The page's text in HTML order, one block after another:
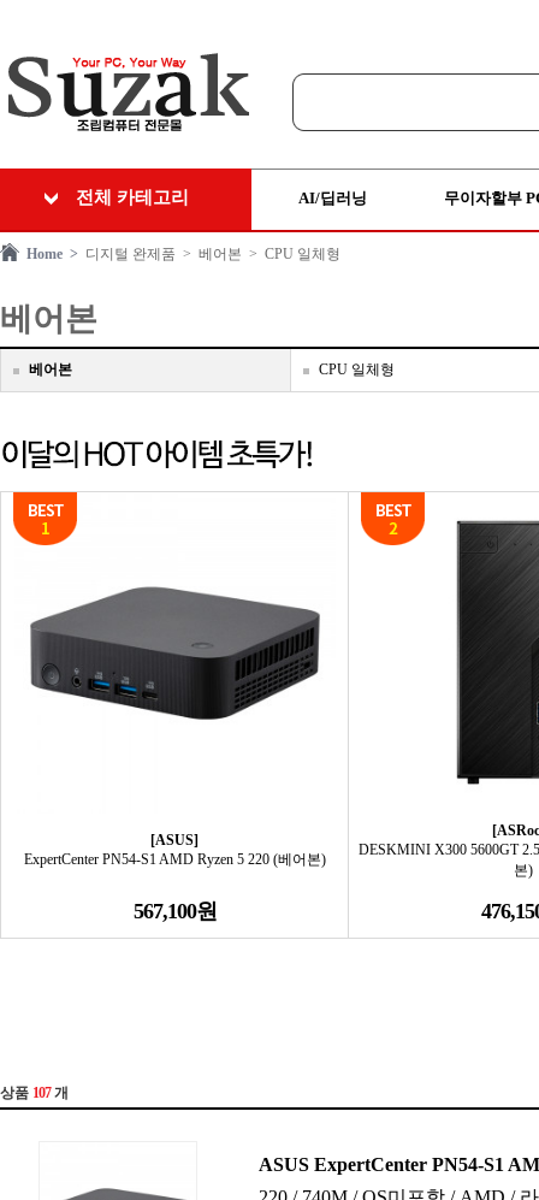
전체 카테고리 AI/딥러닝 무이자할부
Home > 디지털 완제품 > 베어본 > CPU 일체형
베어본
베어본 CPU 일체형
[ASUS]
ExpertCenter PN54-S1 AMD Ryzen 5 220 (베어본)
567,100원
DESKMINI X300 5600GT
본)